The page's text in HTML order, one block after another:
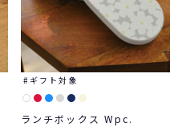
ギフト対象
ランチボックス Wpc.